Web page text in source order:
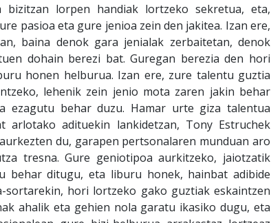
bizitzan lorpen handiak lortzeko sekretua, eta,
pasioa eta gure jenioa zein den jakitea. Izan ere,
baina denok gara jenialak zerbaitetan, denok
dohain berezi bat. Guregan berezia den hori
honen helburua. Izan ere, zure talentu guztia
lehenik zein jenio mota zaren jakin behar
ezagutu behar duzu. Hamar urte giza talentua
arlotako adituekin lankidetzan, Tony Estruchek
du, garapen pertsonalaren munduan aro
tresna. Gure geniotipoa aurkitzeko, jaiotzatik
behar ditugu, eta liburu honek, hainbat adibide
sortarekin, hori lortzeko gako guztiak eskaintzen
ahalik eta gehien nola garatu ikasiko dugu, eta